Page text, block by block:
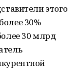
этого
30%
30 млрд